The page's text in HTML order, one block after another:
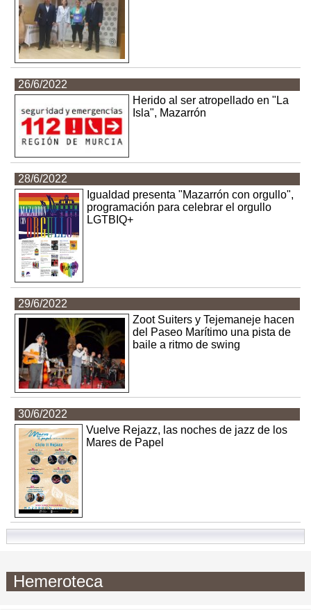
26/6/2022
Herido al ser atropellado en "La
Isla", Mazarrón
28/6/2022
Igualdad presenta "Mazarrón con orgullo",
programación para celebrar el orgullo
LGTBIQ+
29/6/2022
Zoot Suiters y Tejemaneje hacen
del Paseo Marítimo una pista de
baile a ritmo de swing
30/6/2022
Vuelve Rejazz, las noches de jazz de los
Mares de Papel
Hemeroteca